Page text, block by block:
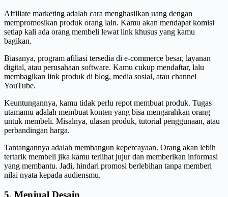
Affiliate marketing adalah cara menghasilkan uang dengan
mempromosikan produk orang lain. Kamu akan mendapat komisi
setiap kali ada orang membeli lewat link khusus yang kamu
bagikan.
Biasanya, program afiliasi tersedia di e-commerce besar, layanan
digital, atau perusahaan software. Kamu cukup mendaftar, lalu
membagikan link produk di blog, media sosial, atau channel
YouTube.
Keuntungannya, kamu tidak perlu repot membuat produk. Tugas
utamamu adalah membuat konten yang bisa mengarahkan orang
untuk membeli. Misalnya, ulasan produk, tutorial penggunaan, atau
perbandingan harga.
Tantangannya adalah membangun kepercayaan. Orang akan lebih
tertarik membeli jika kamu terlihat jujur dan memberikan informasi
yang membantu. Jadi, hindari promosi berlebihan tanpa memberi
nilai nyata kepada audiensmu.
5. Menjual Desain